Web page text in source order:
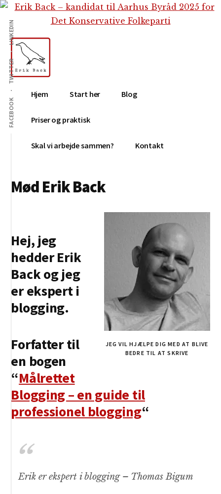
Skip
indhold
Gå
primær
sidebar
Skip
footer
Additional
menu
FACEBOOK
TWITTER
LINKEDIN
Erik
Back
Tekstforfatter,
content
creation,
blog,
medier
Hjem Start her Blog
Priser og praktisk
Skal vi arbejde sammen? Kontakt
Mød Erik Back
JEG VIL HJÆLPE DIG MED AT BLIVE
BEDRE TIL AT SKRIVE
Hej, jeg
hedder Erik
Back og jeg
er ekspert i
blogging.
Forfatter til
en bogen
“Målrettet
Blogging – en guide til
professionel blogging“
Erik er ekspert i blogging – Thomas Bigum